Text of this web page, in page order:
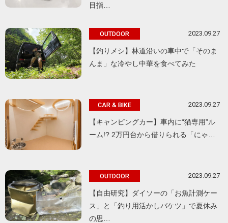
目指…
OUTDOOR 2023.09.27
【釣りメシ】林道沿いの車中で「そのま
んま」な冷やし中華を食べてみた
CAR & BIKE 2023.09.27
【キャンピングカー】車内に“猫専用”ル
ーム!? 2万円台から借りられる「にゃ…
OUTDOOR 2023.09.27
【自由研究】ダイソーの「お魚計測ケー
ス」と「釣り用活かしバケツ」で夏休み
の思…